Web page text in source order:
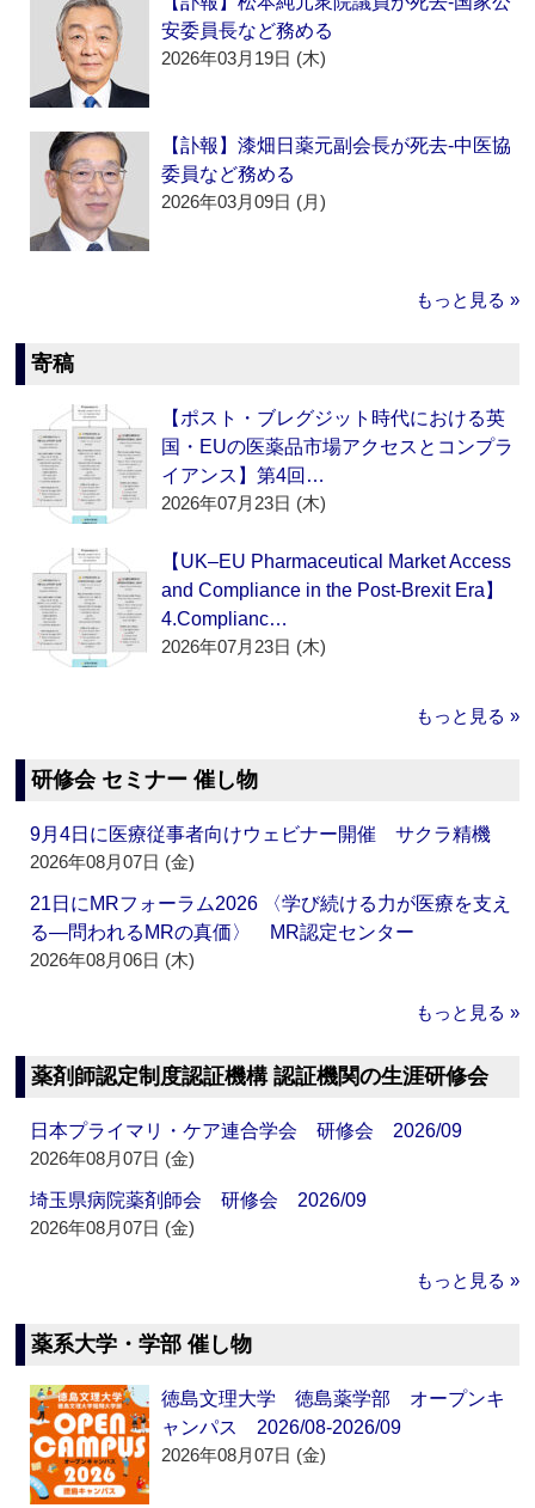
安委員長など務める
2026年03月19日 (木)
【訃報】漆畑日薬元副会長が死去‐中医協
委員など務める
2026年03月09日 (月)
もっと見る »
寄稿
【ポスト・ブレグジット時代における英
国・EUの医薬品市場アクセスとコンプラ
イアンス】第4回…
2026年07月23日 (木)
【UK–EU Pharmaceutical Market Access
and Compliance in the Post-Brexit Era】
4.Complianc…
2026年07月23日 (木)
もっと見る »
研修会 セミナー 催し物
9月4日に医療従事者向けウェビナー開催 サクラ精機
2026年08月07日 (金)
21日にMRフォーラム2026 〈学び続ける力が医療を支え
る―問われるMRの真価〉 MR認定センター
2026年08月06日 (木)
もっと見る »
薬剤師認定制度認証機構 認証機関の生涯研修会
日本プライマリ・ケア連合学会 研修会 2026/09
2026年08月07日 (金)
埼玉県病院薬剤師会 研修会 2026/09
2026年08月07日 (金)
もっと見る »
薬系大学・学部 催し物
徳島文理大学 徳島薬学部 オープンキ
ャンパス 2026/08-2026/09
2026年08月07日 (金)